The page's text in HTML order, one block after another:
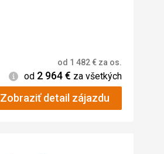
od 1 482€ za os.
Informácie
od 2 964€ za všetkých
Zobraziť detail zájazdu